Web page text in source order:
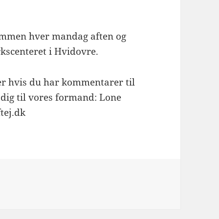
hver mandag aften og
i Hvidovre.
hvis du har kommentarer til
til vores formand: Lone